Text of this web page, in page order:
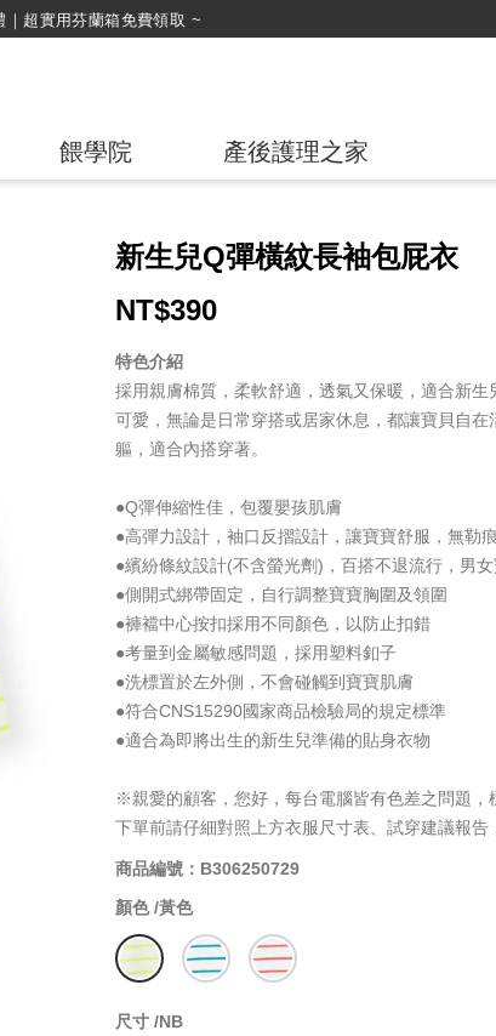
綁定LINE好友，500購物金立即折！
餵學院 產後護理之家
新生兒Q彈橫紋長袖包屁衣
NT$390
特色介紹
採用親膚棉質，柔軟舒適，透氣又保暖，適合新
可愛，無論是日常穿搭或居家休息，都讓寶貝自
軀，適合內搭穿著。
●Q彈伸縮性佳，包覆嬰孩肌膚
●高彈力設計，袖口反摺設計，讓寶寶舒服，無勒痕
●繽紛條紋設計(不含螢光劑)，百搭不退流行，男
●側開式綁帶固定，自行調整寶寶胸圍及領圍
●褲襠中心按扣採用不同顏色，以防止扣錯
●考量到金屬敏感問題，採用塑料釦子
●洗標置於左外側，不會碰觸到寶寶肌膚
●符合CNS15290國家商品檢驗局的規定標準
●適合為即將出生的新生兒準備的貼身衣物
※親愛的顧客，您好，每台電腦皆有色差之問題，
下單前請仔細對照上方衣服尺寸表、試穿建議報告
商品編號：B306250729
顏色 /黃色
尺寸 /NB